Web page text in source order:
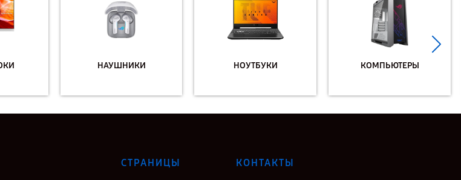
НАУШНИКИ НОУТБУКИ КОМПЬЮТЕРЫ
СТРАНИЦЫ КОНТАКТЫ